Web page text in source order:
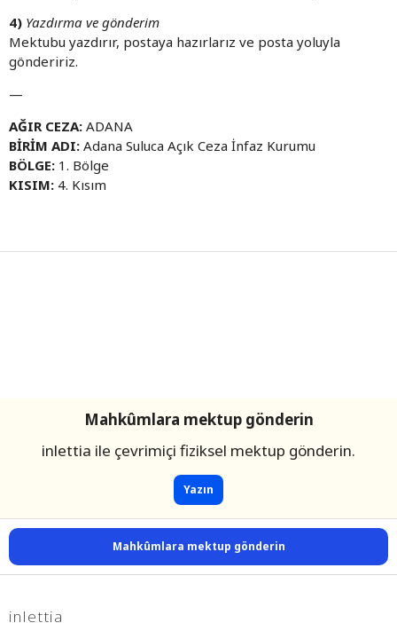
4) Yazdırma ve gönderim
Mektubu yazdırır, postaya hazırlarız ve posta yoluyla
göndeririz.
—
AĞIR CEZA: ADANA
BİRİM ADI: Adana Suluca Açık Ceza İnfaz Kurumu
BÖLGE: 1. Bölge
KISIM: 4. Kısım
Mahkûmlara mektup gönderin
inlettia ile çevrimiçi fiziksel mektup gönderin.
Yazın
Mahkûmlara mektup gönderin
inlettia